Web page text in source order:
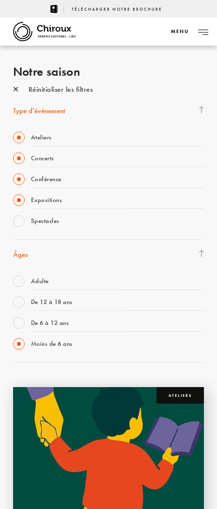
TÉLÉCHARGER NOTRE BROCHURE
CENTRE CULTUREL - LIÈGE
MENU
Notre saison
Réinitialiser les filtres
Type d’événement
Ateliers
Concerts
Conférence
Expositions
Spectacles
Âges
Adulte
De 12 à 18 ans
De 6 à 12 ans
Moins de 6 ans
ATELIERS